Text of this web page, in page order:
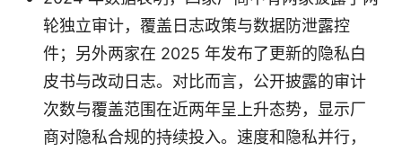
轮独立审计，覆盖日志政策与数据防泄露控
件；另外两家在 2025 年发布了更新的隐私白
皮书与改动日志。对比而言，公开披露的审计
次数与覆盖范围在近两年呈上升态势，显示厂
商对隐私合规的持续投入。速度和隐私并行，